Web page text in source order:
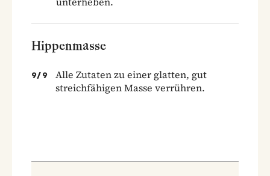
Hippenmasse
9/ 9
Alle Zutaten zu einer glatten, gut
streichfähigen Masse verrühren.